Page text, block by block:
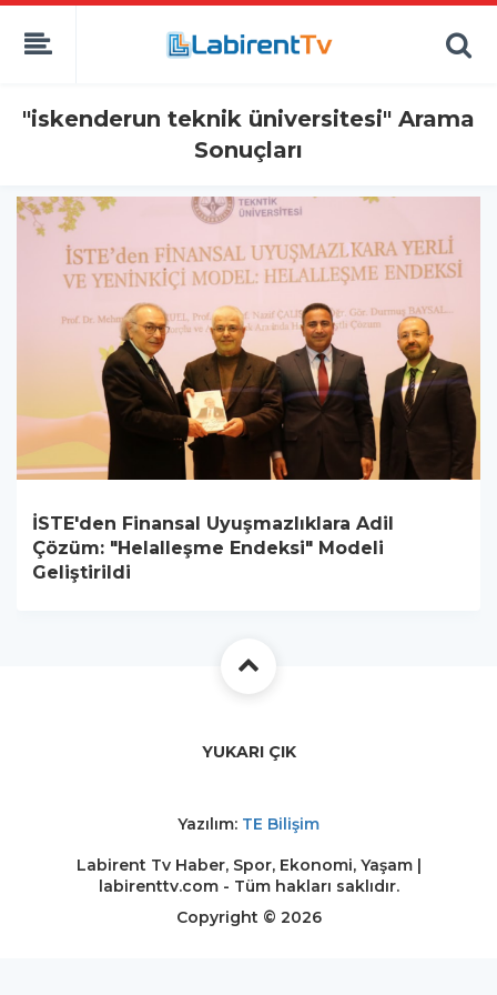
"iskenderun teknik üniversitesi" Arama
Sonuçları
İSTE'den Finansal Uyuşmazlıklara Adil
Çözüm: "Helalleşme Endeksi" Modeli
Geliştirildi
YUKARI ÇIK
Yazılım: TE Bilişim
Labirent Tv Haber, Spor, Ekonomi, Yaşam |
labirenttv.com - Tüm hakları saklıdır.
Copyright © 2026